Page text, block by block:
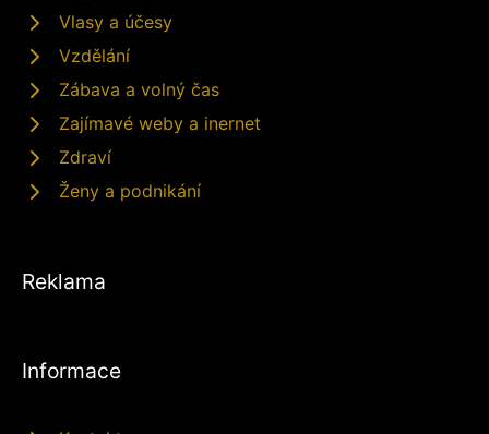
Vlasy a účesy
Vzdělání
Zábava a volný čas
Zajímavé weby a inernet
Zdraví
Ženy a podnikání
Reklama
Informace